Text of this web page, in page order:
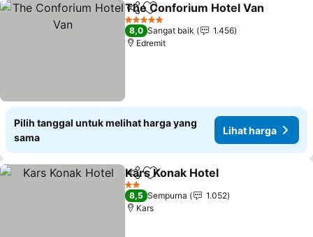
BagikanTambahkan ke favorit
The Conforium Hotel Van
5 Bintang
8,0 Sangat baik
1.456
Edremit
Pilih tanggal untuk melihat harga yang
sama
Lihat harga
BagikanTambahkan ke favorit
Kars Konak Hotel
2 Bintang
8,5 Sempurna
1.052
Kars